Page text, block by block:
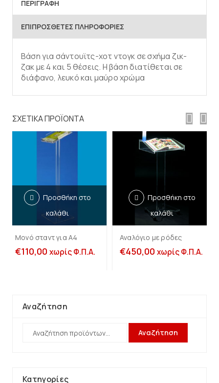
ΠΕΡΙΓΡΑΦΉ
ΕΠΙΠΡΌΣΘΕΤΕΣ ΠΛΗΡΟΦΟΡΊΕΣ
Βάση για σάντουϊτς-χοτ ντογκ σε σχήμα ζικ-
ζακ με 4 και 5 θέσεις. Η βάση διατίθεται σε
διάφανο, λευκό και μαύρο χρώμα
ΣΧΕΤΙΚΆ ΠΡΟΪΌΝΤΑ
Προσθήκη στο
καλάθι
Μονό σταντ για Α4
€110,00 χωρίς Φ.Π.Α.
Προσθήκη στο
καλάθι
Αναλόγιο με ρόδες
€450,00 χωρίς Φ.Π.Α.
Αναζήτηση
Αναζήτηση
Κατηγορίες